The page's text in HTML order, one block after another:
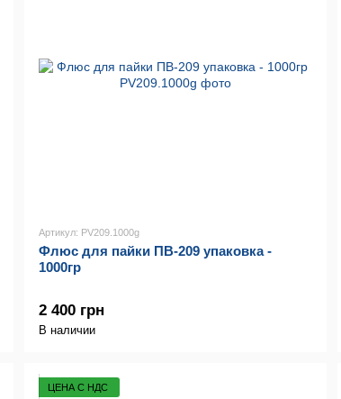
Артикул: PV209.1000g
Флюс для пайки ПВ-209 упаковка -
1000гр
2 400 грн
В наличии
ЦЕНА С НДС